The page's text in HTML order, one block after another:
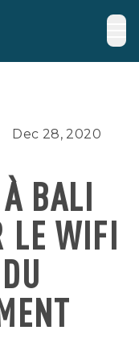
Dec 28, 2020
BALI
LE WIFI